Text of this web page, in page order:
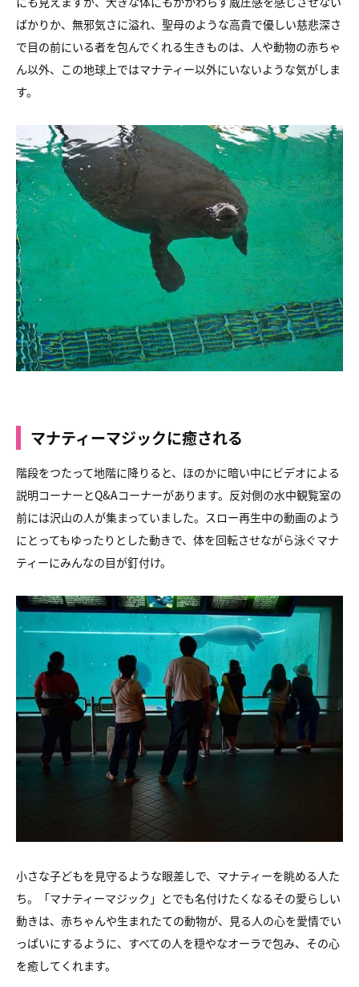
ばかりか、 無邪気さに溢れ、聖母のような高貴で優しい慈悲深さ
で目の前にいる者を包んでくれる生きものは、 人や動物の赤ちゃ
ん以外、この地球上ではマナティー以外にいないような気がしま
す。
マナティーマジックに癒される
階段をつたって地階に降りると、ほのかに暗い中にビデオによる
説明コーナーとQ&Aコーナーがあります。 反対側の水中観覧室の
前には沢山の人が集まっていました。 スロー再生中の動画のよう
にとってもゆったりとした動きで、 体を回転させながら泳ぐマナ
ティーにみんなの目が釘付け。
小さな子どもを見守るような眼差しで、マナティーを眺める人た
ち。
「マナティーマジック」とでも名付けたくなるその愛らしい
動きは、 赤ちゃんや生まれたての動物が、見る人の心を愛情でい
っぱいにするように、すべての人を穏やなオーラで包み、その心
を癒してくれます。